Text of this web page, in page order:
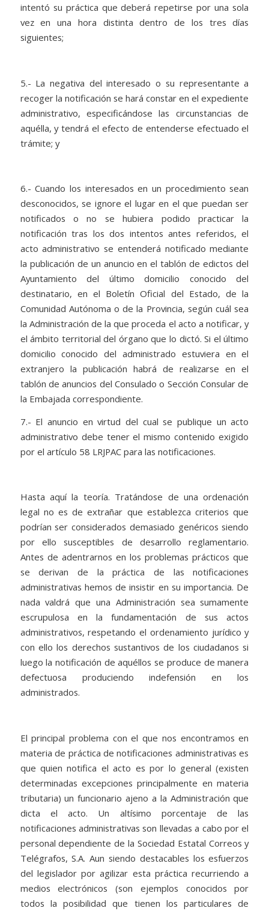
intentó su práctica que deberá repetirse por una sola
vez en una hora distinta dentro de los tres días
siguientes;
5.- La negativa del interesado o su representante a
recoger la notificación se hará constar en el expediente
administrativo, especificándose las circunstancias de
aquélla, y tendrá el efecto de entenderse efectuado el
trámite; y
6.- Cuando los interesados en un procedimiento sean
desconocidos, se ignore el lugar en el que puedan ser
notificados o no se hubiera podido practicar la
notificación tras los dos intentos antes referidos, el
acto administrativo se entenderá notificado mediante
la publicación de un anuncio en el tablón de edictos del
Ayuntamiento del último domicilio conocido del
destinatario, en el Boletín Oficial del Estado, de la
Comunidad Autónoma o de la Provincia, según cuál sea
la Administración de la que proceda el acto a notificar, y
el ámbito territorial del órgano que lo dictó. Si el último
domicilio conocido del administrado estuviera en el
extranjero la publicación habrá de realizarse en el
tablón de anuncios del Consulado o Sección Consular de
la Embajada correspondiente.
7.- El anuncio en virtud del cual se publique un acto
administrativo debe tener el mismo contenido exigido
por el artículo 58 LRJPAC para las notificaciones.
Hasta aquí la teoría. Tratándose de una ordenación
legal no es de extrañar que establezca criterios que
podrían ser considerados demasiado genéricos siendo
por ello susceptibles de desarrollo reglamentario.
Antes de adentrarnos en los problemas prácticos que
se derivan de la práctica de las notificaciones
administrativas hemos de insistir en su importancia. De
nada valdrá que una Administración sea sumamente
escrupulosa en la fundamentación de sus actos
administrativos, respetando el ordenamiento jurídico y
con ello los derechos sustantivos de los ciudadanos si
luego la notificación de aquéllos se produce de manera
defectuosa produciendo indefensión en los
administrados.
El principal problema con el que nos encontramos en
materia de práctica de notificaciones administrativas es
que quien notifica el acto es por lo general (existen
determinadas excepciones principalmente en materia
tributaria) un funcionario ajeno a la Administración que
dicta el acto. Un altísimo porcentaje de las
notificaciones administrativas son llevadas a cabo por el
personal dependiente de la Sociedad Estatal Correos y
Telégrafos, S.A. Aun siendo destacables los esfuerzos
del legislador por agilizar esta práctica recurriendo a
medios electrónicos (son ejemplos conocidos por
todos la posibilidad que tienen los particulares de